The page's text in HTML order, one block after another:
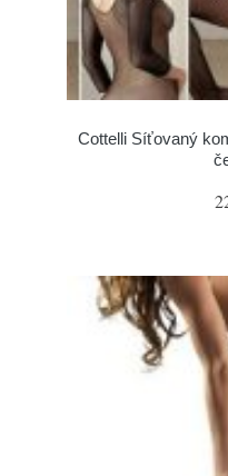
Cottelli Síťovaný